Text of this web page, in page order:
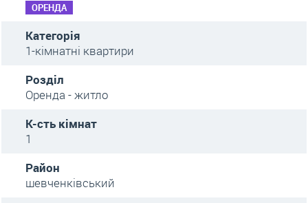
ОРЕНДА
Категорія
1-кімнатні квартири
Розділ
Оренда - житло
К-сть кімнат
1
Район
шевченківський